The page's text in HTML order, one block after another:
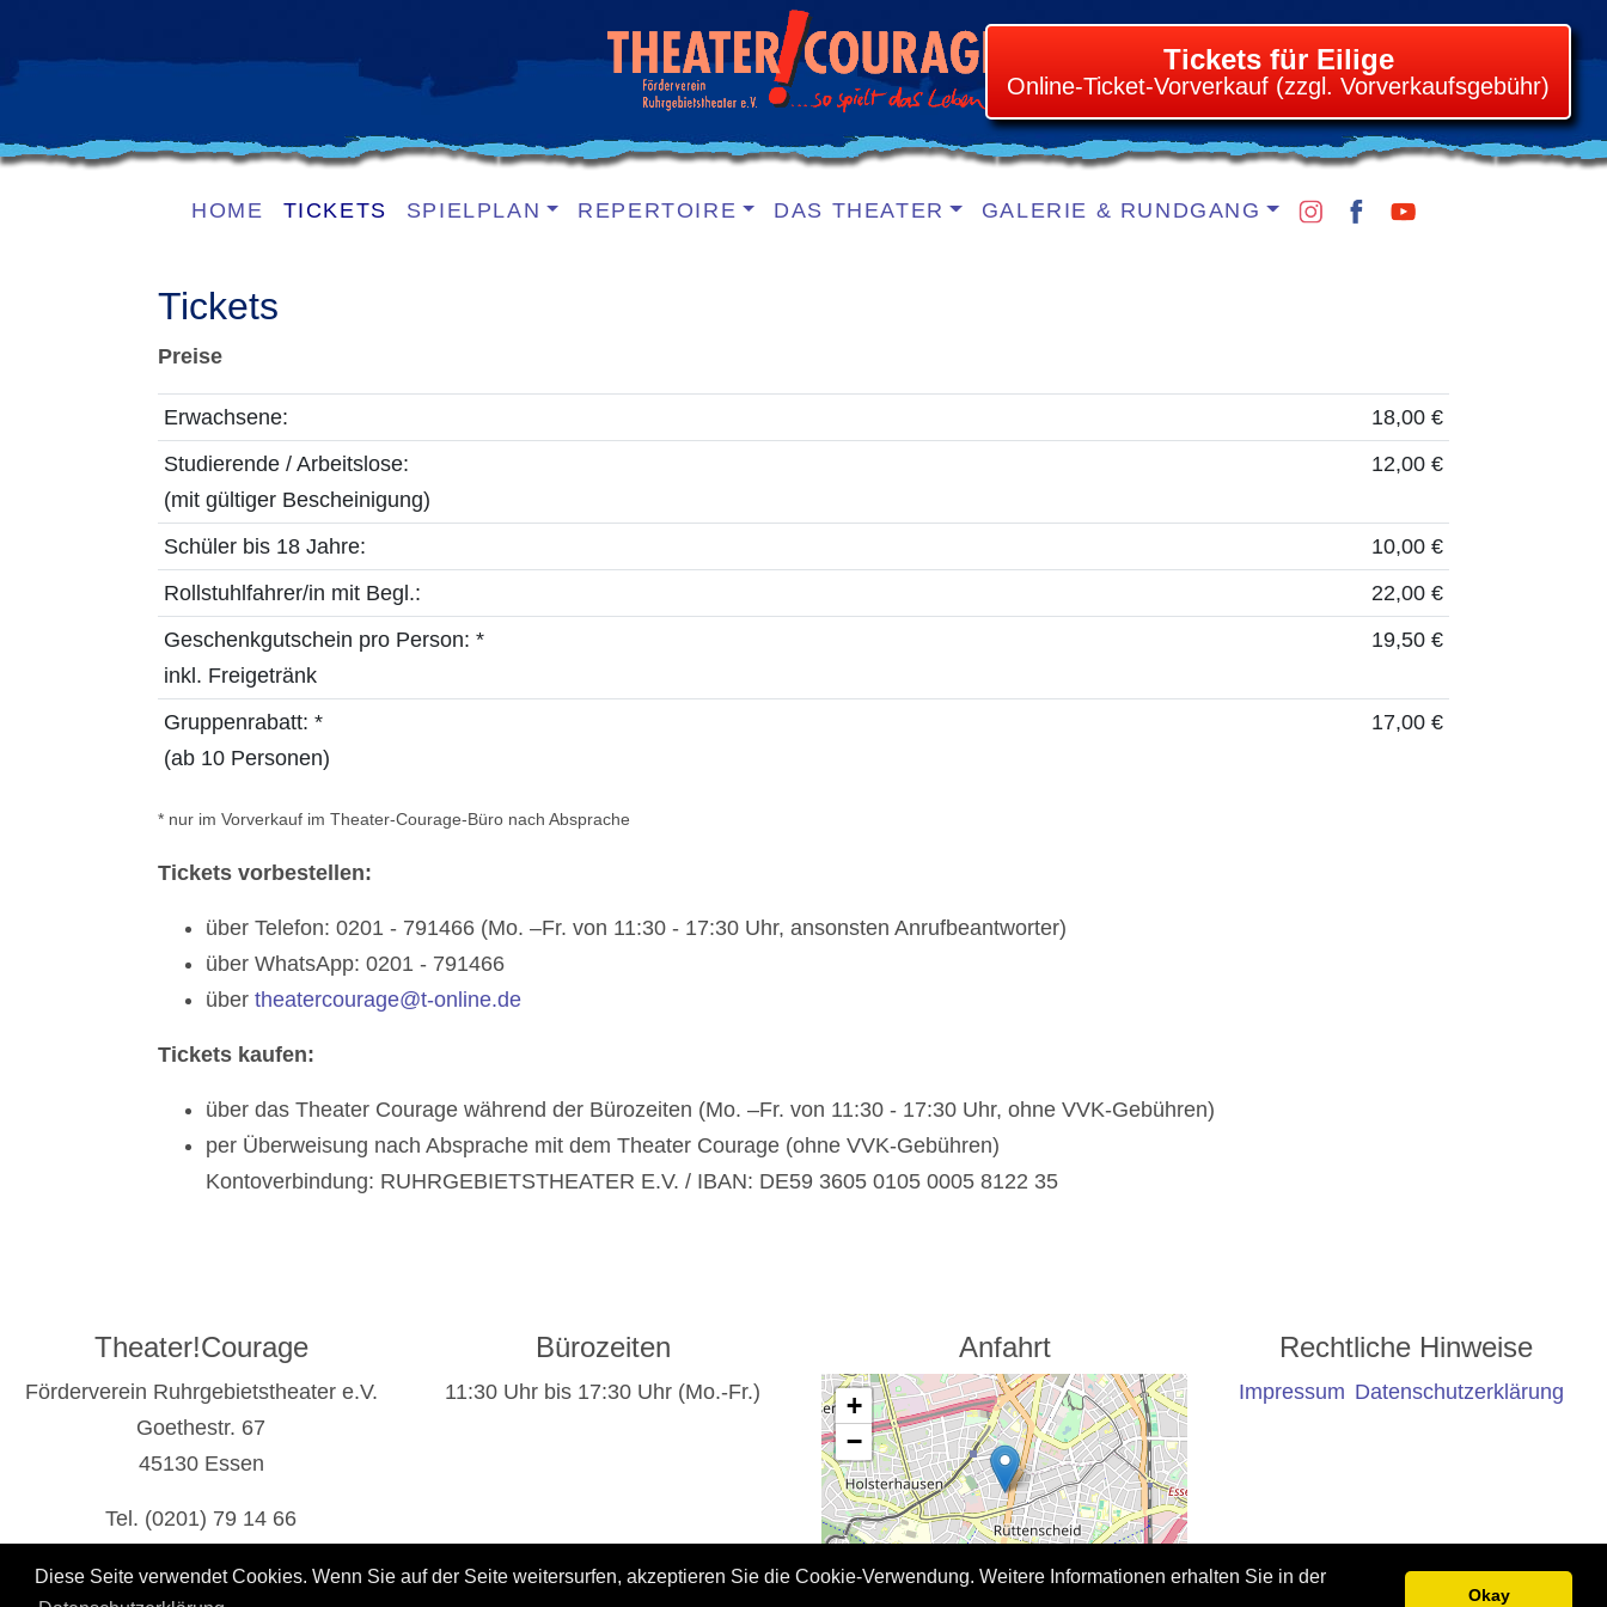
Diese Seite verwendet Cookies. Wenn Sie auf der Seite weitersurfen, akzeptieren Sie die Cookie-Verwendung. Weitere Informationen erhalten Sie in der
Okay
Tickets für Eilige
Online-Ticket-Vorverkauf (zzgl. Vorverkaufsgebühr)
HOME TICKETS SPIELPLAN REPERTOIRE DAS THEATER GALERIE & RUNDGANG
Tickets
Preise
Erwachsene:
18,00 €
Studierende / Arbeitslose:
(mit gültiger Bescheinigung)
12,00 €
Schüler bis 18 Jahre:
10,00 €
Rollstuhlfahrer/in mit Begl.:
22,00 €
Geschenkgutschein pro Person: *
inkl. Freigetränk
19,50 €
Gruppenrabatt: *
(ab 10 Personen)
17,00 €
* nur im Vorverkauf im Theater-Courage-Büro nach Absprache
Tickets vorbestellen:
über Telefon: 0201 - 791466 (Mo. –Fr. von 11:30 - 17:30 Uhr, ansonsten Anrufbeantworter)
über WhatsApp: 0201 - 791466
über theatercourage@t-online.de
Tickets kaufen:
über das Theater Courage während der Bürozeiten (Mo. –Fr. von 11:30 - 17:30 Uhr, ohne VVK-Gebühren)
per Überweisung nach Absprache mit dem Theater Courage (ohne VVK-Gebühren)
Kontoverbindung: RUHRGEBIETSTHEATER E.V. / IBAN: DE59 3605 0105 0005 8122 35
Theater!Courage
Förderverein Ruhrgebietstheater e.V.
Goethestr. 67
45130 Essen
Tel. (0201) 79 14 66
Bürozeiten
11:30 Uhr bis 17:30 Uhr (Mo.-Fr.)
Anfahrt
+
−
Rechtliche Hinweise
Impressum Datenschutzerklärung